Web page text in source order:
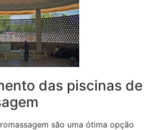
das piscinas de
são uma ótima opção